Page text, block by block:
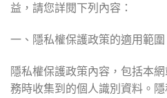
益，請您詳閱下列內容：
一、隱私權保護政策的適用範圍
隱私權保護政策內容，包括本
務時收集到的個人識別資料。